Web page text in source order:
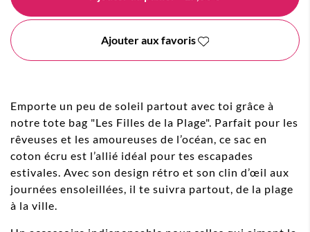
Ajouter aux favoris
Emporte un peu de soleil partout avec toi grâce à
notre tote bag "Les Filles de la Plage". Parfait pour les
rêveuses et les amoureuses de l’océan, ce sac en
coton écru est l’allié idéal pour tes escapades
estivales. Avec son design rétro et son clin d’œil aux
journées ensoleillées, il te suivra partout, de la plage
à la ville.